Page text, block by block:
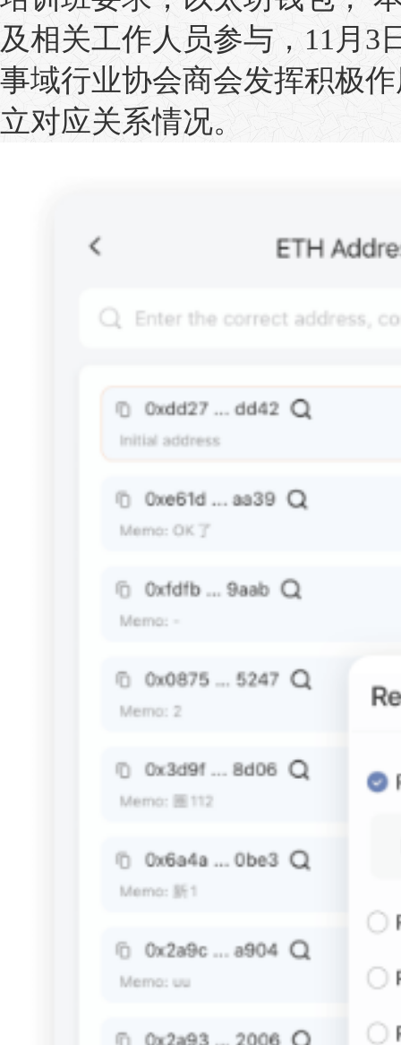
及相关工作人员参与，11月3
事域行业协会商会发挥积极
立对应关系情况。